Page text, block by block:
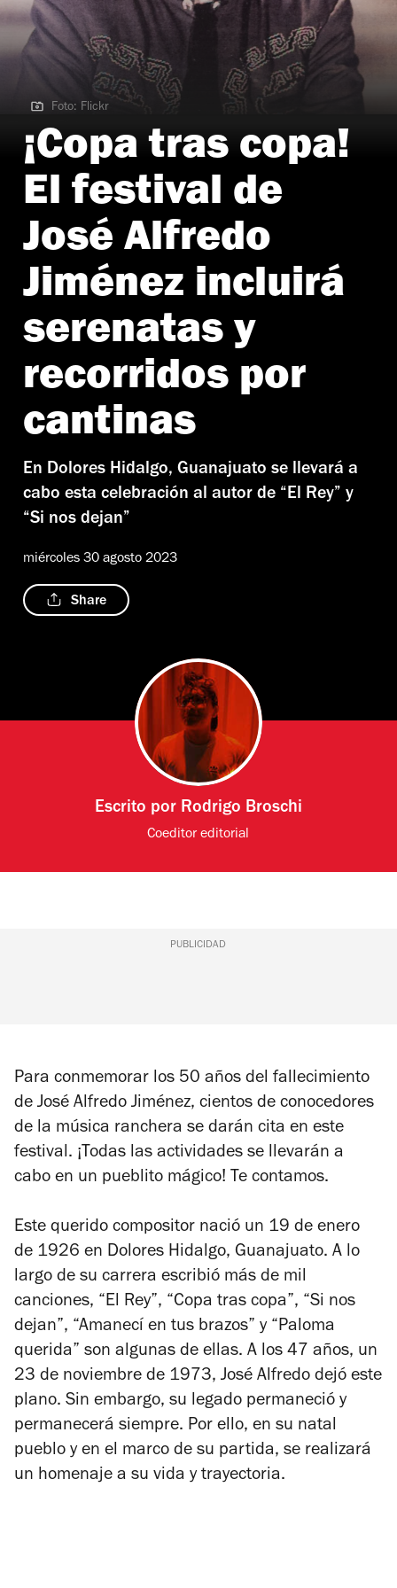
Foto: Flickr
Foto: Flickr
¡Copa tras copa!
El festival de
José Alfredo
Jiménez incluirá
serenatas y
recorridos por
cantinas
En Dolores Hidalgo, Guanajuato se llevará a
cabo esta celebración al autor de “El Rey” y
“Si nos dejan”
miércoles 30 agosto 2023
Share
Escrito por Rodrigo Broschi
Coeditor editorial
PUBLICIDAD
Para conmemorar los 50 años del fallecimiento
de José Alfredo Jiménez, cientos de conocedores
de la música ranchera se darán cita en este
festival. ¡Todas las actividades se llevarán a
cabo en un pueblito mágico! Te contamos.
Este querido compositor nació un 19 de enero
de 1926 en Dolores Hidalgo, Guanajuato. A lo
largo de su carrera escribió más de mil
canciones, “El Rey”, “Copa tras copa”, “Si nos
dejan”, “Amanecí en tus brazos” y “Paloma
querida” son algunas de ellas. A los 47 años, un
23 de noviembre de 1973, José Alfredo dejó este
plano. Sin embargo, su legado permaneció y
permanecerá siempre. Por ello, en su natal
pueblo y en el marco de su partida, se realizará
un homenaje a su vida y trayectoria.